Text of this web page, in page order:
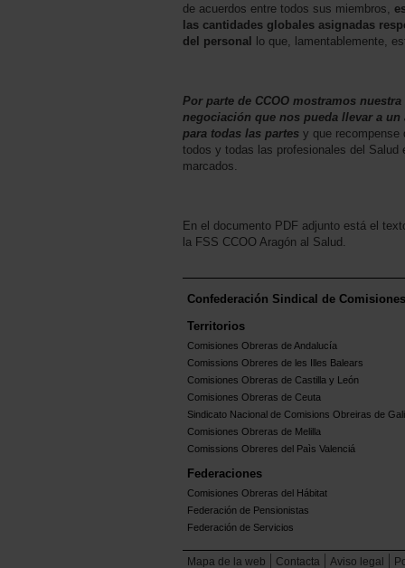
de acuerdos entre todos sus miembros,
las cantidades globales asignadas
del personal lo que, lamentablemente,
Por parte de CCOO mostramos
negociación que nos pueda llevar a
para todas las partes y que recompense
todos y todas las profesionales del Salud
marcados.
En el documento PDF adjunto está el
la FSS CCOO Aragón al Salud.
Confederación Sindical de
Territorios
Comisiones Obreras de Andalucía
Comissions Obreres de les Illes Balears
Comisiones Obreras de Castilla y León
Comisiones Obreras de Ceuta
Sindicato Nacional de Comisions Obreiras de
Comisiones Obreras de Melilla
Comissions Obreres del Paìs Valenciá
Federaciones
Comisiones Obreras del Hábitat
Federación de Pensionistas
Federación de Servicios
Mapa de la web Contacta Aviso legal